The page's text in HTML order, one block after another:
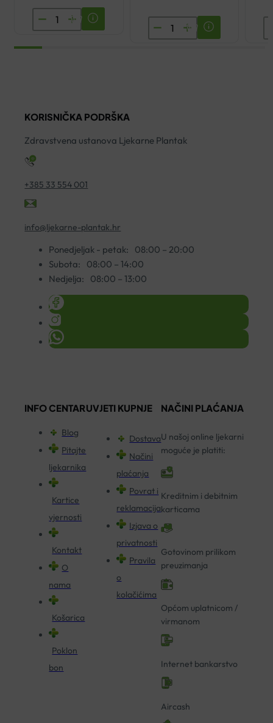
ENCIAN
JABUČNI
OCAT
YASENKA
IMUNO
količina
KORISNIČKA PODRŠKA
Zdravstvena ustanova Ljekarne Plantak
+385 33 554 001
info@ljekarne-plantak.hr
Ponedjeljak - petak:
08:00 – 20:00
Subota:
08:00 – 14:00
Nedjelja:
08:00 – 13:00
INFO CENTAR
Blog
Pitajte
ljekarnika
Kartice
vjernosti
Kontakt
O
nama
Košarica
Poklon
bon
UVJETI KUPNJE
Dostava
Načini
plaćanja
Povrat i
reklamacija
Izjava o
privatnosti
Pravila
o
kolačićima
NAČINI PLAĆANJA
U našoj online ljekarni
moguće je platiti:
Kreditnim i debitnim
karticama
Gotovinom prilikom
preuzimanja
Općom uplatnicom /
virmanom
Internet bankarstvo
Aircash